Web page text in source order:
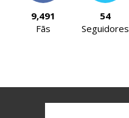
9,491
Fãs
54
Seguidores